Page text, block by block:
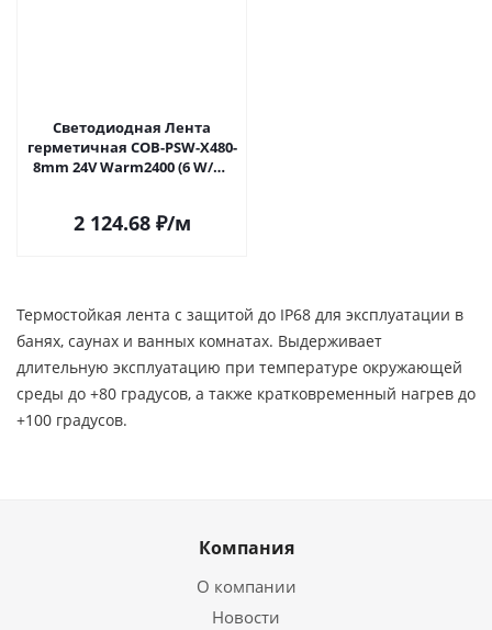
Светодиодная Лента
герметичная COB-PSW-X480-
8mm 24V Warm2400 (6 W/m,
2 124.68₽/м
Термостойкая лента с защитой до IP68 для эксплуатации в
банях, саунах и ванных комнатах. Выдерживает
длительную эксплуатацию при температуре окружающей
среды до +80 градусов, а также кратковременный нагрев до
+100 градусов.
Компания
О компании
Новости